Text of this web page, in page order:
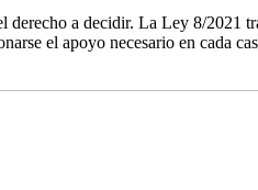
derecho a decidir. La Ley 8/2021
el apoyo necesario en cada